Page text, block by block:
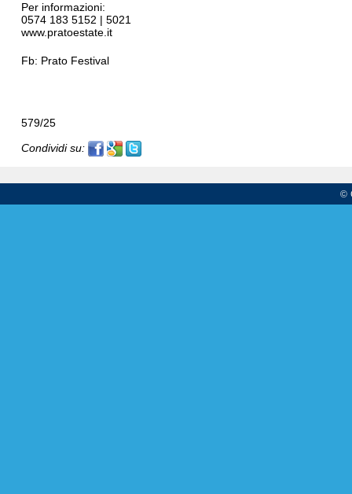
Per informazioni:
0574 183 5152 | 5021
www.pratoestate.it
Fb: Prato Festival
579/25
Condividi su:
©